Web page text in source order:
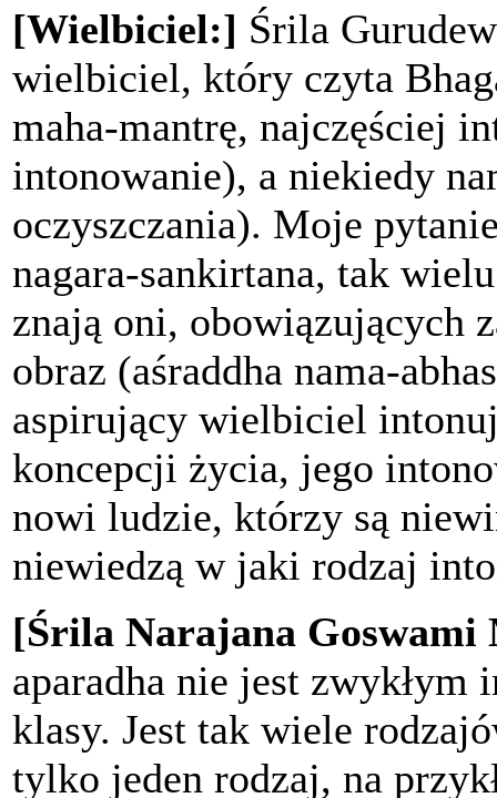
[Wielbiciel:] Śrila
wielbiciel, który czyta
maha-mantrę, najczęściej
intonowanie), a niekiedy
oczyszczania). Moje
nagara-sankirtana, tak
znają oni, obowiązujących
obraz (aśraddha nama-
aspirujący wielbiciel
koncepcji życia, jego
nowi ludzie, którzy są
niewiedzą w jaki rodzaj
[Śrila Narajana Goswami
aparadha nie jest
klasy. Jest tak wiele
tylko jeden rodzaj, na